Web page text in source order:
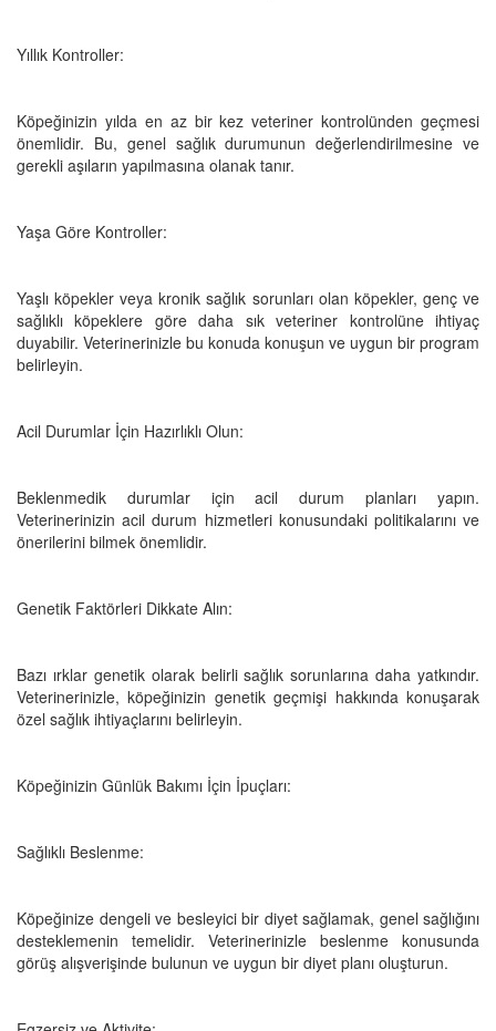
Yıllık Kontroller:
Köpeğinizin yılda en az bir kez veteriner kontrolünden geçmesi
önemlidir. Bu, genel sağlık durumunun değerlendirilmesine ve
gerekli aşıların yapılmasına olanak tanır.
Yaşa Göre Kontroller:
Yaşlı köpekler veya kronik sağlık sorunları olan köpekler, genç ve
sağlıklı köpeklere göre daha sık veteriner kontrolüne ihtiyaç
duyabilir. Veterinerinizle bu konuda konuşun ve uygun bir program
belirleyin.
Acil Durumlar İçin Hazırlıklı Olun:
Beklenmedik durumlar için acil durum planları yapın.
Veterinerinizin acil durum hizmetleri konusundaki politikalarını ve
önerilerini bilmek önemlidir.
Genetik Faktörleri Dikkate Alın:
Bazı ırklar genetik olarak belirli sağlık sorunlarına daha yatkındır.
Veterinerinizle, köpeğinizin genetik geçmişi hakkında konuşarak
özel sağlık ihtiyaçlarını belirleyin.
Köpeğinizin Günlük Bakımı İçin İpuçları:
Sağlıklı Beslenme:
Köpeğinize dengeli ve besleyici bir diyet sağlamak, genel sağlığını
desteklemenin temelidir. Veterinerinizle beslenme konusunda
görüş alışverişinde bulunun ve uygun bir diyet planı oluşturun.